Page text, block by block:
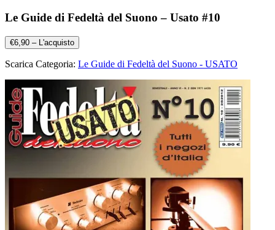
Le Guide di Fedeltà del Suono – Usato #10
€6,90 – L'acquisto
Scarica Categoria: Le Guide di Fedeltà del Suono - USATO